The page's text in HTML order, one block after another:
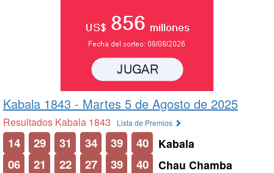
Kabala 1843 - Martes 5 de Agosto de 2025
Resultados Kabala 1843 Lista de Premios
14 29 31 34 39 40 Kabala
06 21 22 27 39 40 Chau Chamba